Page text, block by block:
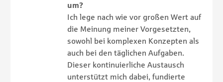
um?
Ich lege nach wie vor großen Wert auf
die Meinung meiner Vorgesetzten,
sowohl bei komplexen Konzepten als
auch bei den täglichen Aufgaben.
Dieser kontinuierliche Austausch
unterstützt mich dabei, fundierte